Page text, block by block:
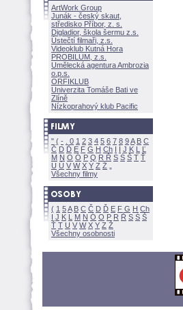
ArtWork Group
Junák - český skaut,
středisko Příbor, z. s.
Digladior, škola šermu z.s.
Ústečtí filmaři, z.s.
Videoklub Kutná Hora
PROBILUM, z.s.
Umělecká agentura Ambrozia
o.p.s.
ORFIKLUB
Univerzita Tomáše Bati ve
Zlíně
Nízkoprahový klub Pacific
" ( - 0 1 2 3 4 5 6 7 8 9A B C
Č D Ď E F G H Ch I Í J K L
Ľ
M N O Ó P Q R Ř S Ś T Ť
U Ú V W X Y Z
Všechny filmy
( 1 5A B C Č D Ď E F G H Ch
I J K L M N Ó O P R Ř S Ś
Ť T U V W X Y Z
Všechny osobnosti